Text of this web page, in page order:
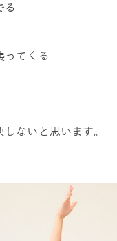
る
ってくる
ないと思います。